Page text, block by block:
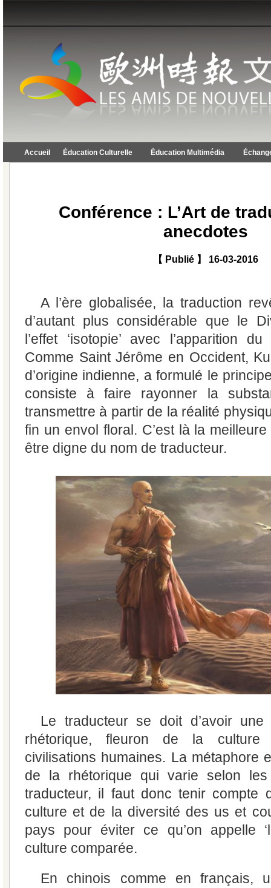
Accueil Éducation Culturelle Éducation Multimédia
Conférence : L’Art de
anecdotes
【 Publié 】 16-03-2016
A l’ère globalisée, la traduction
d’autant plus considérable que le
l’effet ‘isotopie’ avec l’apparition
Comme Saint Jérôme en Occident,
d’origine indienne, a formulé le
consiste à faire rayonner la
transmettre à partir de la réalité
fin un envol floral. C’est là la
être digne du nom de traducteur.
Le traducteur se doit d’avoir
rhétorique, fleuron de la
civilisations humaines. La métaphore
de la rhétorique qui varie selon
traducteur, il faut donc tenir compte
culture et de la diversité des us et
pays pour éviter ce qu’on appelle
culture comparée.
En chinois comme en français,